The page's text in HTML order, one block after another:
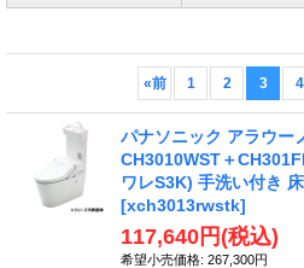
«前 1 2 3 4
パナソニック アラウー
CH3010WST＋
ワレS3K) 手洗い付き
[xch3013rwstk]
117,640円 (税込)
希望小売価格: 267,300円